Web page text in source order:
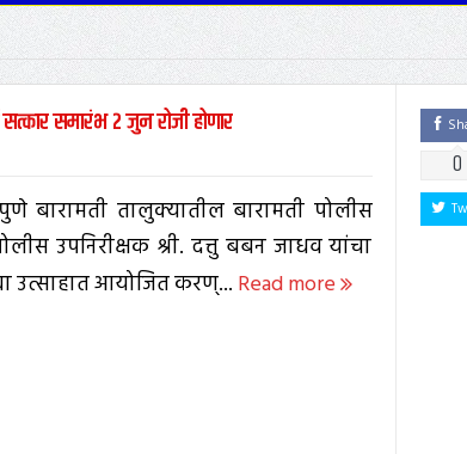
सत्कार समारंभ २ जुन रोजी होणार
बारामती तालुक्यातील बारामती पोलीस
उपनिरीक्षक श्री. दत्तु बबन जाधव यांचा
उत्साहात आयोजित करण्... Read more
0